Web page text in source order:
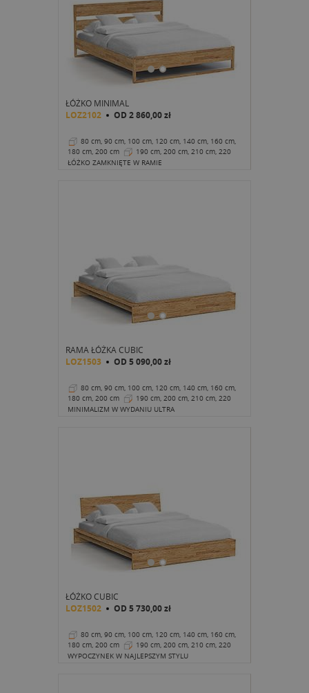
ŁÓŻKO MINIMAL
LOZ2102 OD 2 860,00 zł
80 cm, 90 cm, 100 cm, 120 cm, 140 cm, 160 cm,
180 cm, 200 cm
190 cm, 200 cm, 210 cm, 220
cm
32 cm
ŁÓŻKO ZAMKNIĘTE W RAMIE
RAMA ŁÓŻKA CUBIC
LOZ1503 OD 5 090,00 zł
80 cm, 90 cm, 100 cm, 120 cm, 140 cm, 160 cm,
180 cm, 200 cm
190 cm, 200 cm, 210 cm, 220
cm
26 cm
MINIMALIZM W WYDANIU ULTRA
ŁÓŻKO CUBIC
LOZ1502 OD 5 730,00 zł
80 cm, 90 cm, 100 cm, 120 cm, 140 cm, 160 cm,
180 cm, 200 cm
190 cm, 200 cm, 210 cm, 220
cm
26 cm
WYPOCZYNEK W NAJLEPSZYM STYLU